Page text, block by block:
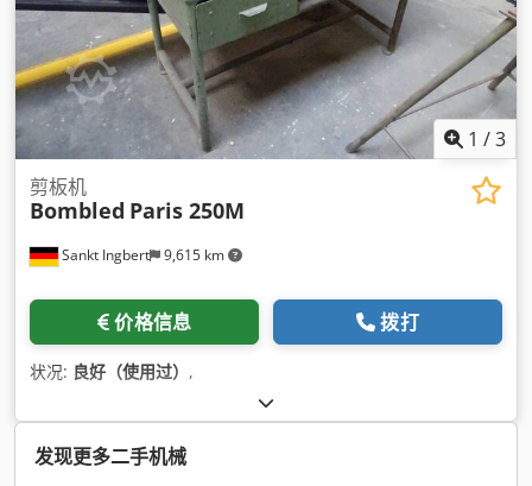
1 /3
Sankt Ingbert 9,615 km
剪板机
Bombled Paris 250M
价格信息 拨打
状况: 良好（使用过） ,
发现更多二手机械